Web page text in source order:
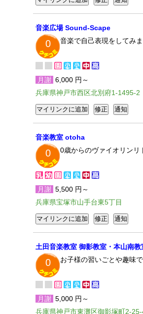
音楽広場 Sound-Scape
0 音楽で自己表現をしてみ
月謝 6,000 円～
兵庫県神戸市西区北別府1-1495-2
音楽教室 otoha
0 0歳からのヴァイオリンリ
月謝 5,500 円～
兵庫県宝塚市山手台東5丁目
土田音楽教室 御影教室・本山南教
0 お子様の習いごとや趣味
月謝 5,000 円～
兵庫県神戸市東灘区御影塚町2-